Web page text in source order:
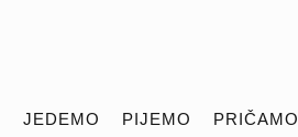
JEDEMO PIJEMO PRIČAMO